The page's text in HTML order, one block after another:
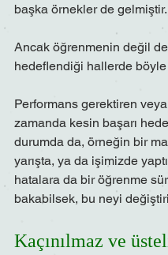
başka örnekler de gelmiştir.
Ancak öğrenmenin değil de
hedeflendiği hallerde böyle
Performans gerektiren veya
zamanda kesin başarı
durumda da, örneğin bir
yarışta, ya da işimizde
hatalara da bir öğrenme
bakabilsek, bu neyi
Kaçınılmaz ve